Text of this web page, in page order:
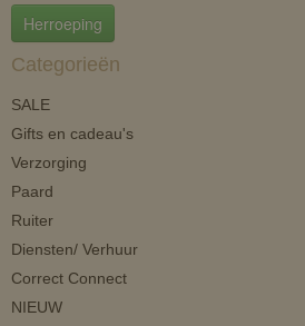
Herroeping
Categorieën
SALE
Gifts en cadeau's
Verzorging
Paard
Ruiter
Diensten/ Verhuur
Correct Connect
NIEUW